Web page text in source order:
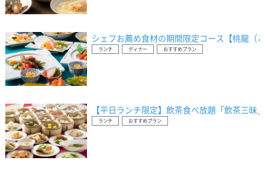
シェフお薦め食材の期間限定コース【桃龍（
ランチ ディナー おすすめプラン
【平日ランチ限定】飲茶食べ放題「飲茶三昧
ランチ おすすめプラン